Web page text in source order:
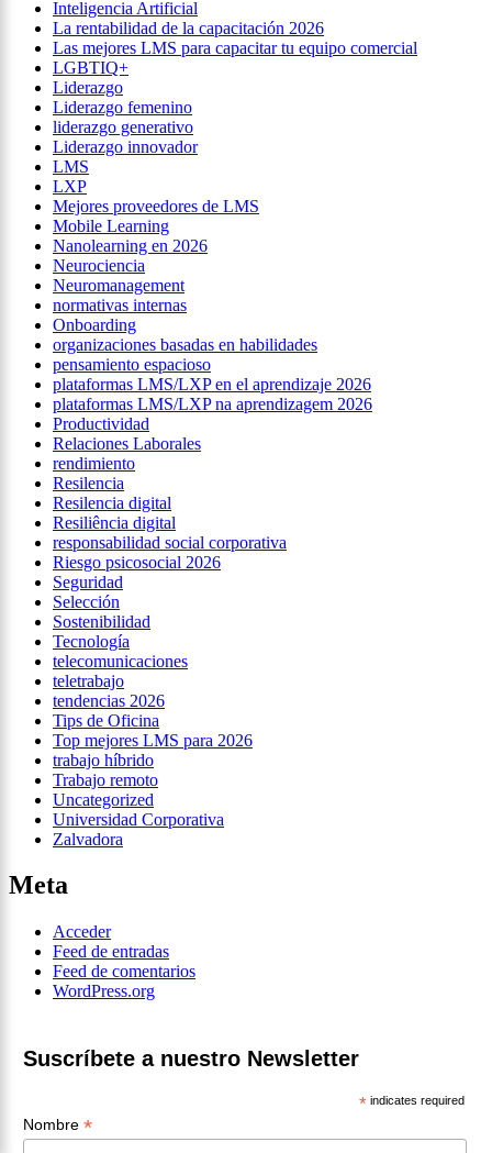
Inteligencia Artificial
La rentabilidad de la capacitación 2026
Las mejores LMS para capacitar tu equipo comercial
LGBTIQ+
Liderazgo
Liderazgo femenino
liderazgo generativo
Liderazgo innovador
LMS
LXP
Mejores proveedores de LMS
Mobile Learning
Nanolearning en 2026
Neurociencia
Neuromanagement
normativas internas
Onboarding
organizaciones basadas en habilidades
pensamiento espacioso
plataformas LMS/LXP en el aprendizaje 2026
plataformas LMS/LXP na aprendizagem 2026
Productividad
Relaciones Laborales
rendimiento
Resilencia
Resilencia digital
Resiliência digital
responsabilidad social corporativa
Riesgo psicosocial 2026
Seguridad
Selección
Sostenibilidad
Tecnología
telecomunicaciones
teletrabajo
tendencias 2026
Tips de Oficina
Top mejores LMS para 2026
trabajo híbrido
Trabajo remoto
Uncategorized
Universidad Corporativa
Zalvadora
Meta
Acceder
Feed de entradas
Feed de comentarios
WordPress.org
Suscríbete a nuestro Newsletter
* indicates required
Nombre *